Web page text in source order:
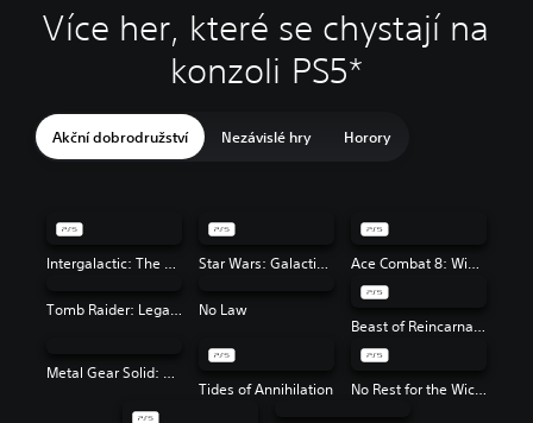
Více her, které se chystají na
konzoli PS5*
Akční dobrodružství Nezávislé hry Horory
Intergalactic: The Heretic Prophet Star Wars: Galactic Racer™ Ace Combat 8: Wings of Theve
Tomb Raider: Legacy of Atlantis
No Law
Beast of Reincarnation
Metal Gear Solid: Master Collection Vol. 2
Tides of Annihilation
No Rest for the Wicked